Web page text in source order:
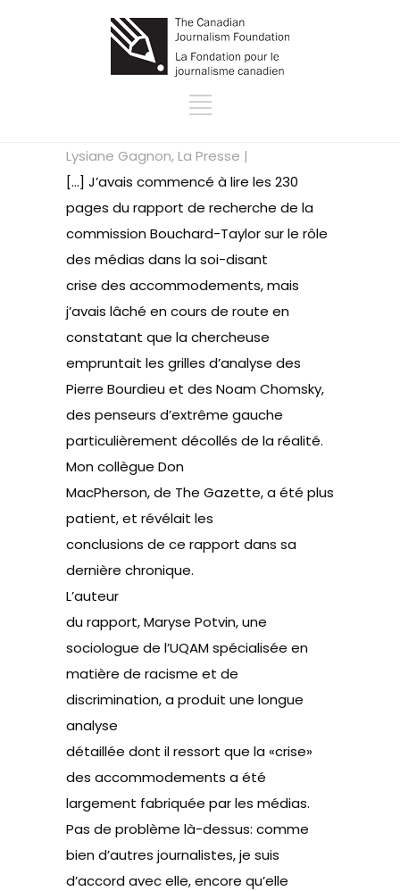
Lysiane Gagnon, La Presse |
[…] J’avais commencé à lire les 230
pages du rapport de recherche de la
commission Bouchard-Taylor sur le rôle
des médias dans la soi-disant
crise des accommodements, mais
j’avais lâché en cours de route en
constatant que la chercheuse
empruntait les grilles d’analyse des
Pierre Bourdieu et des Noam Chomsky,
des penseurs d’extrême gauche
particulièrement décollés de la réalité.
Mon collègue Don
MacPherson, de The Gazette, a été plus
patient, et révélait les
conclusions de ce rapport dans sa
dernière chronique.
L’auteur
du rapport, Maryse Potvin, une
sociologue de l’UQAM spécialisée en
matière de racisme et de
discrimination, a produit une longue
analyse
détaillée dont il ressort que la «crise»
des accommodements a été
largement fabriquée par les médias.
Pas de problème là-dessus: comme
bien d’autres journalistes, je suis
d’accord avec elle, encore qu’elle